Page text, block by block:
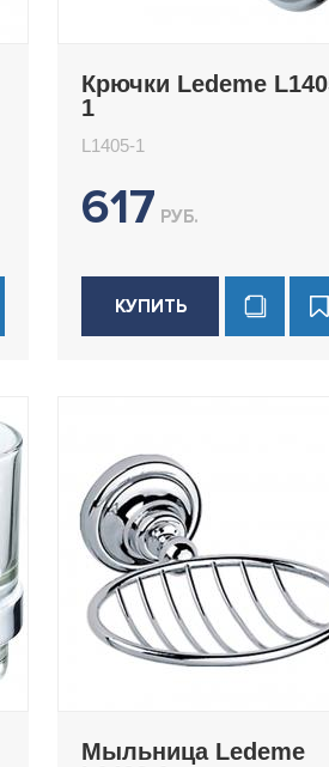
Крючки Ledeme
1
L1405-1
617 РУБ.
КУПИТЬ
Мыльница Ledeme